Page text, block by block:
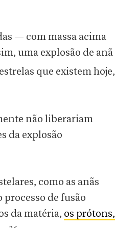
— com massa acima
uma explosão de anã
estrelas que existem hoje,
não liberariam
da explosão
como as anãs
de fusão
da matéria, os prótons,